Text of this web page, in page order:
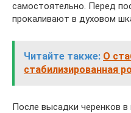
самостоятельно. Перед
прокаливают в духовом
Читайте также: О
стабилизированная
После высадки черенков